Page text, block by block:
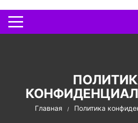
Главная Политика